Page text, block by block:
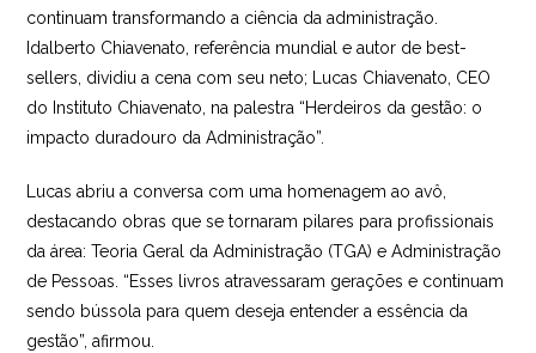
continuam transformando a ciência da administração.
Idalberto Chiavenato, referência mundial e autor de best-
sellers, dividiu a cena com seu neto; Lucas Chiavenato, CEO
do Instituto Chiavenato, na palestra “Herdeiros da gestão: o
impacto duradouro da Administração”.
Lucas abriu a conversa com uma homenagem ao avô,
destacando obras que se tornaram pilares para profissionais
da área: Teoria Geral da Administração (TGA) e Administração
de Pessoas. “Esses livros atravessaram gerações e continuam
sendo bússola para quem deseja entender a essência da
gestão”, afirmou.